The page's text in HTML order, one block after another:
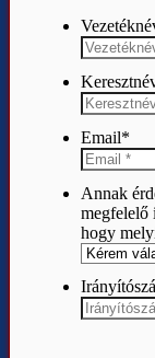
Email*
Annak
megfelelő
hogy